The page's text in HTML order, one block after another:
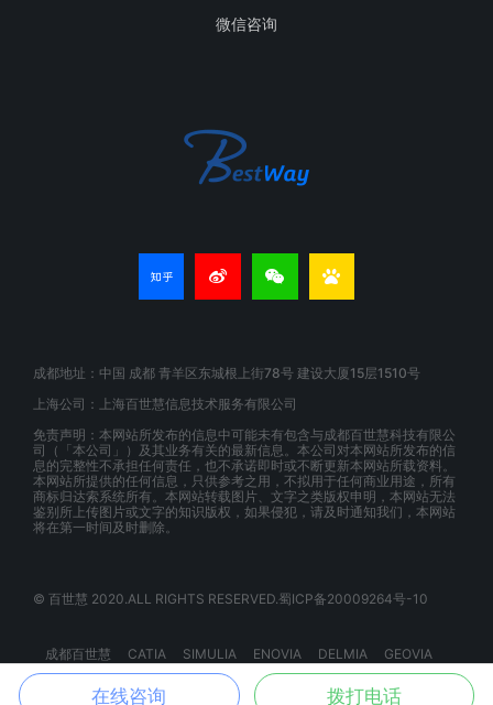
微信咨询
成都地址：中国 成都 青羊区东城根上街78号 建设大厦15层1510号
上海公司：上海百世慧信息技术服务有限公司
免责声明：本网站所发布的信息中可能未有包含与成都百世慧科技有限公
司（「本公司」）及其业务有关的最新信息。本公司对本网站所发布的信
息的完整性不承担任何责任，也不承诺即时或不断更新本网站所载资料。
本网站所提供的任何信息，只供参考之用，不拟用于任何商业用途，所有
商标归达索系统所有。本网站转载图片、文字之类版权申明，本网站无法
鉴别所上传图片或文字的知识版权，如果侵犯，请及时通知我们，本网站
将在第一时间及时删除。
© 百世慧 2020.ALL RIGHTS RESERVED.蜀ICP备20009264号-10
成都百世慧 CATIA SIMULIA ENOVIA DELMIA
GEOVIA
3DSPACEX
在线咨询 拨打电话